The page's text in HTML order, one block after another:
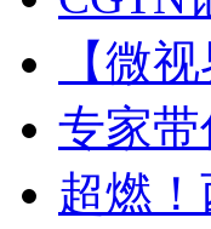
【微
专家
超燃